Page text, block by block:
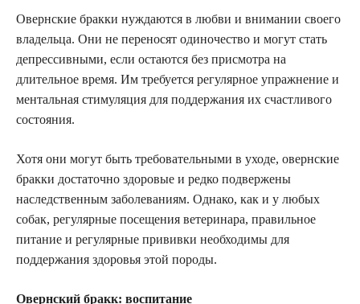
Овернские бракки нуждаются в любви и внимании своего
владельца. Они не переносят одиночество и могут стать
депрессивными, если остаются без присмотра на
длительное время. Им требуется регулярное упражнение и
ментальная стимуляция для поддержания их счастливого
состояния.
Хотя они могут быть требовательными в уходе, овернские
бракки достаточно здоровые и редко подвержены
наследственным заболеваниям. Однако, как и у любых
собак, регулярные посещения ветеринара, правильное
питание и регулярные прививки необходимы для
поддержания здоровья этой породы.
Овернский бракк: воспитание